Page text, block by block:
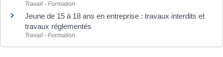
Travail - Formation
Jeune de 15 à 18 ans en entreprise : travaux interdits et
travaux réglementés
Travail - Formation